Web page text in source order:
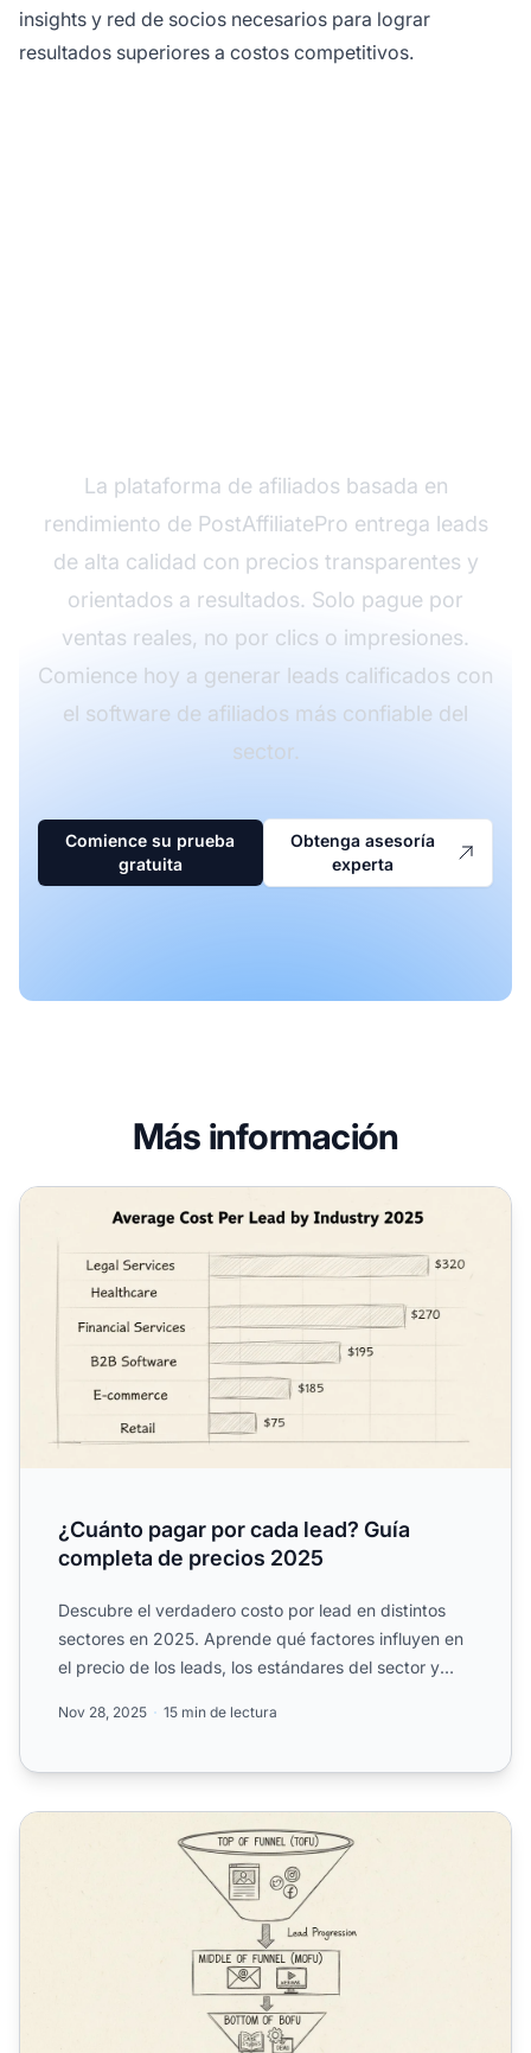
insights y red de socios necesarios para lograr
resultados superiores a costos competitivos.
La plataforma de afiliados basada en
rendimiento de PostAffiliatePro entrega leads
de alta calidad con precios transparentes y
orientados a resultados. Solo pague por
ventas reales, no por clics o impresiones.
Comience hoy a generar leads calificados con
el software de afiliados más confiable del
sector.
Comience su prueba
gratuita
Obtenga asesoría
experta
Más información
¿Cuánto pagar por cada lead? Guía completa de precios
¿Cuánto pagar por cada lead? Guía
completa de precios 2025
Descubre el verdadero costo por lead en distintos
sectores en 2025. Aprende qué factores influyen en
el precio de los leads, los estándares del sector y
Nov 28, 2025 15 min de lectura
¿Cómo puede una empresa conseguir más clientes